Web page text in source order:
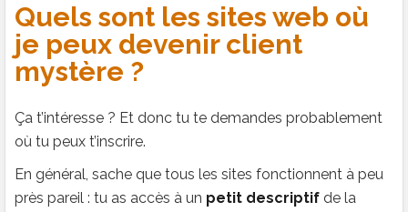
Quels sont les sites web où
je peux devenir client
mystère ?
Ça t’intéresse ? Et donc tu te demandes probablement
où tu peux t’inscrire.
En général, sache que tous les sites fonctionnent à peu
près pareil : tu as accès à un petit descriptif de la